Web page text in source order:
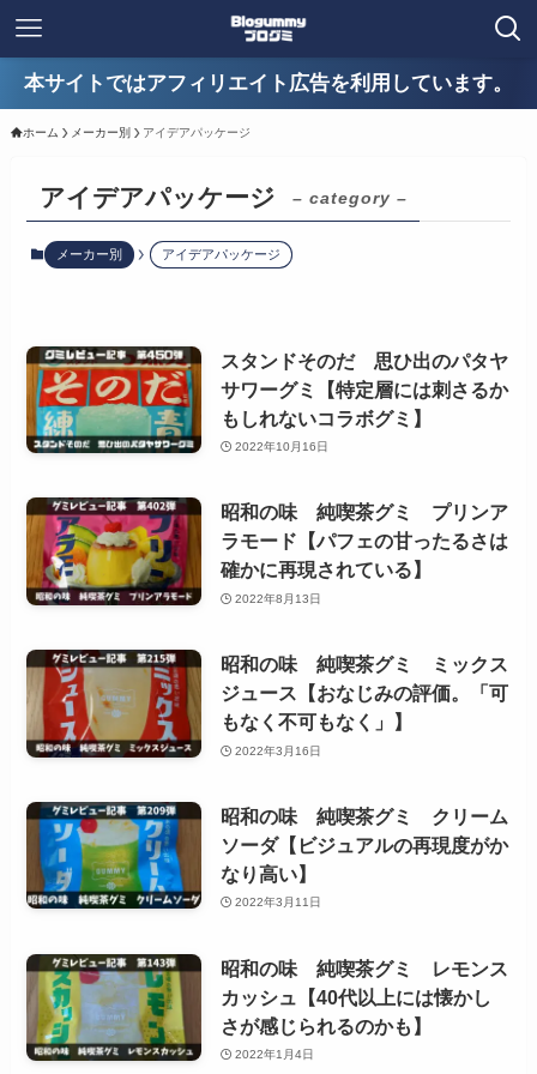
本サイトではアフィリエイト広告を利用しています。
ホーム メーカー別 アイデアパッケージ
アイデアパッケージ – category –
メーカー別 アイデアパッケージ
スタンドそのだ 思ひ出のパタヤ
サワーグミ【特定層には刺さるか
もしれないコラボグミ】
2022年10月16日
昭和の味 純喫茶グミ プリンア
ラモード【パフェの甘ったるさは
確かに再現されている】
2022年8月13日
昭和の味 純喫茶グミ ミックス
ジュース【おなじみの評価。「可
もなく不可もなく」】
2022年3月16日
昭和の味 純喫茶グミ クリーム
ソーダ【ビジュアルの再現度がか
なり高い】
2022年3月11日
昭和の味 純喫茶グミ レモンス
カッシュ【40代以上には懐かし
さが感じられるのかも】
2022年1月4日